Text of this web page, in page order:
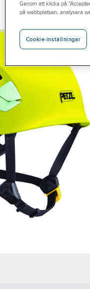
Genom att klicka på
på webbplatsen, analysera
Cookie-inställningar